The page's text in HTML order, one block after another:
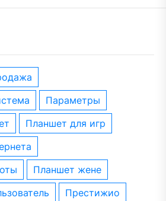
параметры
планшет для игр
планшет жене
престижио